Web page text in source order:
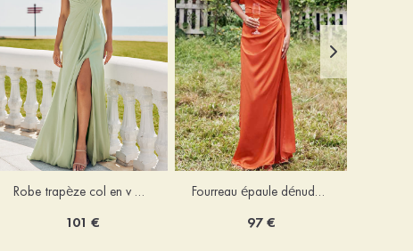
Robe trapèze col en v mousseline ras du sol robe de demoiselle d'honneur
101 €
Fourreau épaule dénudée satin extensible ras du sol robe de demoiselle d'honneur
97 €